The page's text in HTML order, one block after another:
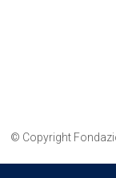
© Copyright